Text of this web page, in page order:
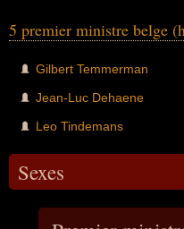
5 premier ministre belge
Gilbert Temmerman
Jean-Luc Dehaene
Leo Tindemans
Sexes